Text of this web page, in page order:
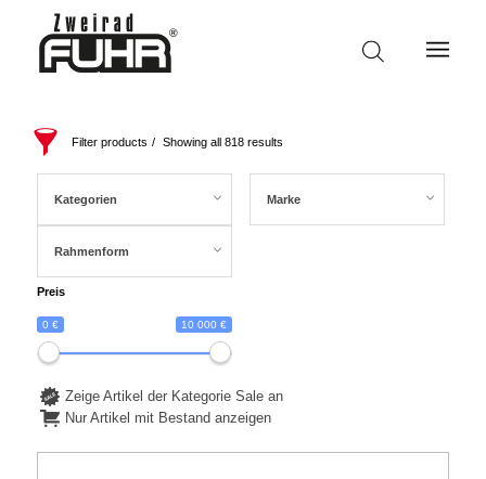
Filter products Showing all 818 results
Kategorien Marke
Rahmenform
Preis
0 € 10 000 €
Zeige Artikel der Kategorie Sale an
Nur Artikel mit Bestand anzeigen